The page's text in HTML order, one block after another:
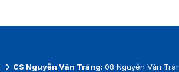
CS Nguyễn Văn Tráng: 08 Nguyễn Văn